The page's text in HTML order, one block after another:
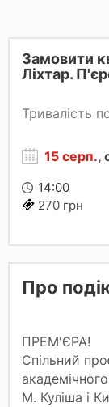
Замовити
Ліхтар.
Тривалість
15 серп.,
14:00
270 грн
Про
ПРЕМ'ЄРА!
Спільний
М. Куліша і